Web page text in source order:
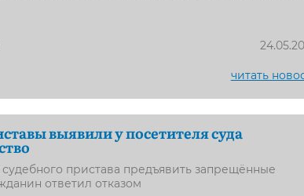
читать
выявили у посетителя суда
пристава предъявить запрещённые
ответил отказом